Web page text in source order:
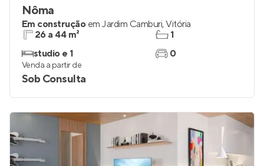
Nôma
Em construção em Jardim Camburi,Vitória
26 a 44 m²
studio e 1
1
0
Venda a partir de
Sob Consulta